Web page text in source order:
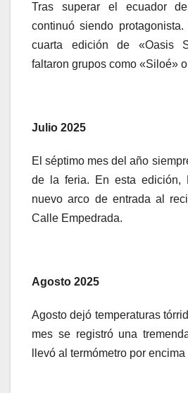
Tras superar el ecuador
continuó siendo
cuarta edición de «Oasis
faltaron grupos como «Siloé»
Julio 2025
El séptimo mes del año
de la feria. En esta edición,
nuevo arco de entrada al
Calle Empedrada.
Agosto 2025
Agosto dejó temperaturas
mes se registró una
llevó al termómetro por